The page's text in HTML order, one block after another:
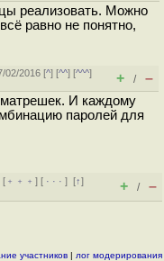
реализовать. Можно
равно не понятно,
02/2016 [^] [^^] [^^^]
+ / –
И каждому
паролей для
[ ﹢﹢﹢] [ · · ·][↑]
+ / –
участников | лог модерирования